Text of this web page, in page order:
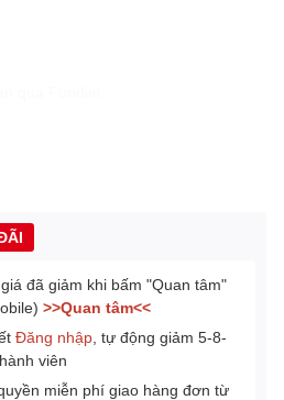
đã giảm khi bấm "Quan tâm"
>>Quan tâm<<
Đăng nhập , tự động giảm 5-8-
viên
miễn phí giao hàng đơn từ